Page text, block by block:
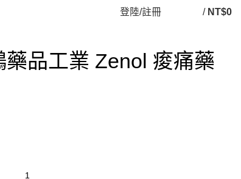
登陸/註冊 / NT$0
藥品工業 Zenol 痠痛藥